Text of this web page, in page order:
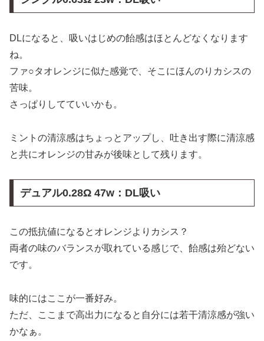
DLになると、吸いはじめの飴感はほとんどなくなります
ね。
ファ○タオレンジに似た感覚で、そこにほんのりカシスの
苦味。
さっぱりしてていいかも。
ミントの清涼感はちょっとアップし、吐き出す際に清涼感
と共にオレンジの甘みが後味として残ります。
デュアル0.28Ω 47w：DL吸い
この抵抗値になるとオレンジよりカシス？
両者の味のバランスが取れている感じで、飴感は殆どない
です。
味的にはここが一番好み。
ただ、ここまで高出力になると自分には若干清涼感が強い
かなぁ。